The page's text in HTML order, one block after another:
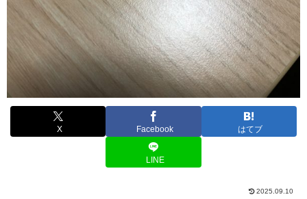
X Facebook はてブ
LINE
2025.09.10